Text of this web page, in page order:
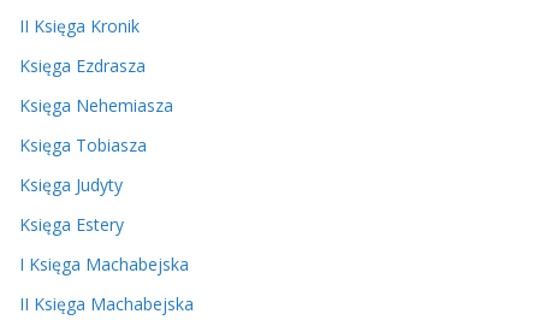
II Księga Kronik
Księga Ezdrasza
Księga Nehemiasza
Księga Tobiasza
Księga Judyty
Księga Estery
I Księga Machabejska
II Księga Machabejska